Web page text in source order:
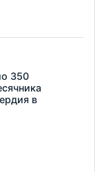
350
в